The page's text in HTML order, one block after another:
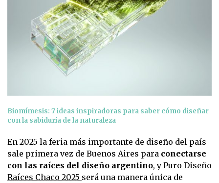
Biomímesis: 7 ideas inspiradoras para saber cómo diseñar
con la sabiduría de la naturaleza
En 2025 la feria más importante de diseño del país
sale primera vez de Buenos Aires para conectarse
con las raíces del diseño argentino, y Puro Diseño
Raíces Chaco 2025 será una manera única de